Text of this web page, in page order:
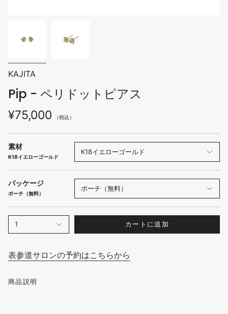
KAJITA
Pip - ペリドットピアス
¥75,000 （税込）
素材
K18イエローゴールド
K18イエローゴールド
パッケージ
ポーチ（無料）
ポーチ（無料）
1 カートに追加
表参道サロンの予約はこちらから
商品説明